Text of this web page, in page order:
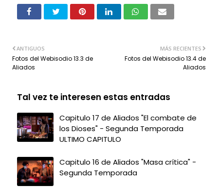
MÁS RECIENTES
Fotos del Webisodio 13.4 de
Aliados
ANTIGUOS
Fotos del Webisodio 13.3 de
Aliados
Tal vez te interesen estas entradas
Capitulo 17 de Aliados "El combate de
los Dioses" - Segunda Temporada
ULTIMO CAPITULO
Capitulo 16 de Aliados "Masa crítica" -
Segunda Temporada